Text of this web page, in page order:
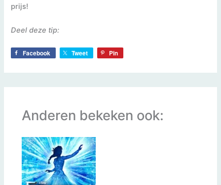
prijs!
Deel deze tip:
Facebook Tweet Pin
Anderen bekeken ook: